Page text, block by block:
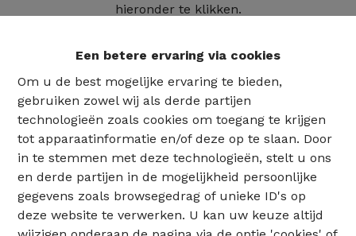
Een betere ervaring via cookies
Om u de best mogelijke ervaring te bieden,
gebruiken zowel wij als derde partijen
technologieën zoals cookies om toegang te krijgen
tot apparaatinformatie en/of deze op te slaan. Door
in te stemmen met deze technologieën, stelt u ons
en derde partijen in de mogelijkheid persoonlijke
gegevens zoals browsegedrag of unieke ID's op
deze website te verwerken. U kan uw keuze altijd
hieronder te klikken.
02 735 18 38